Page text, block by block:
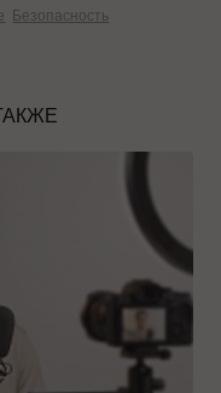
Безопасность